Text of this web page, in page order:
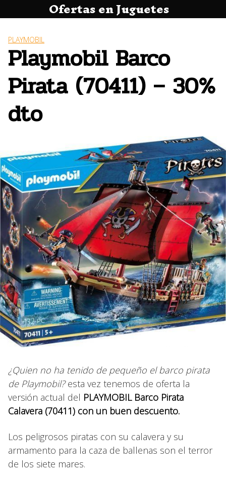
al
Ofertas en Juguetes
PLAYMOBIL
Playmobil Barco
Pirata (70411) – 30%
dto
¿Quien no ha tenido de pequeño el barco pirata
de Playmobil?esta vez tenemos de oferta la
versión actual del PLAYMOBIL Barco Pirata
Calavera (70411) con un buen descuento.
Los peligrosos piratas con su calavera y su
armamento para la caza de ballenas son el terror
de los siete mares.